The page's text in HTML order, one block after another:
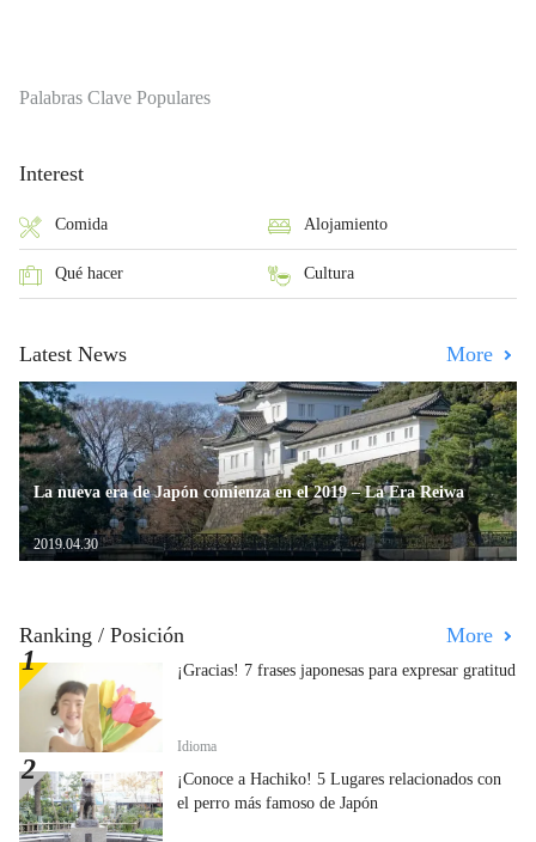
Palabras Clave Populares
Interest
Comida Alojamiento
Qué hacer Cultura
Latest News More
La nueva era de Japón comienza en el 2019 – La Era Reiwa
2019.04.30
Ranking / Posición More
¡Gracias! 7 frases japonesas para expresar gratitud
Idioma
¡Conoce a Hachiko! 5 Lugares relacionados con
el perro más famoso de Japón